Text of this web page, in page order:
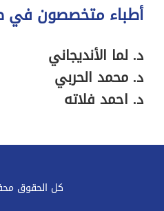
أطباء متخصصون في
د. لما الأنديجاني
د. محمد الحربي
د. احمد فلاته
كل الحقوق